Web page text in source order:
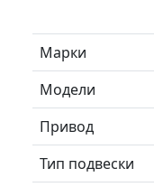
Марки
Модели
Привод
Тип подвески